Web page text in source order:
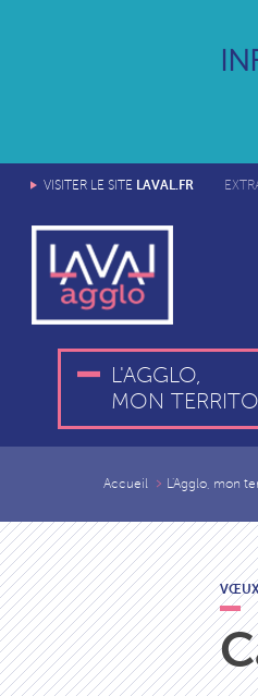
VISITER LE SITE LAVAL.FR
L'AGGLO,
MON
Accueil L'Agglo, mon